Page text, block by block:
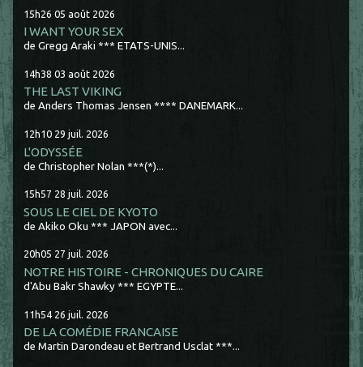
15h26 05 août 2026
I WANT YOUR SEX
de Gregg Araki *** ETATS-UNIS...
14h38 03 août 2026
THE LAST VIKING
de Anders Thomas Jensen **** DANEMARK...
12h10 29 juil. 2026
L'ODYSSÉE
de Christopher Nolan ***(*)...
15h57 28 juil. 2026
SOUS LE CIEL DE KYOTO
de Akiko Oku *** JAPON avec...
20h05 27 juil. 2026
NOTRE HISTOIRE - CHRONIQUES DU CAIRE
d'Abu Bakr Shawky *** EGYPTE...
11h54 26 juil. 2026
DE LA COMÉDIE FRANCAISE
de Martin Darondeau et Bertrand Usclat ***...